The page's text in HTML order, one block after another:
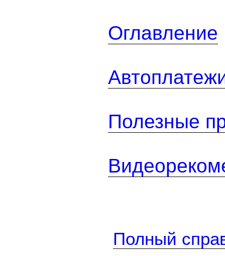
Оглавление
Полезные
Полный